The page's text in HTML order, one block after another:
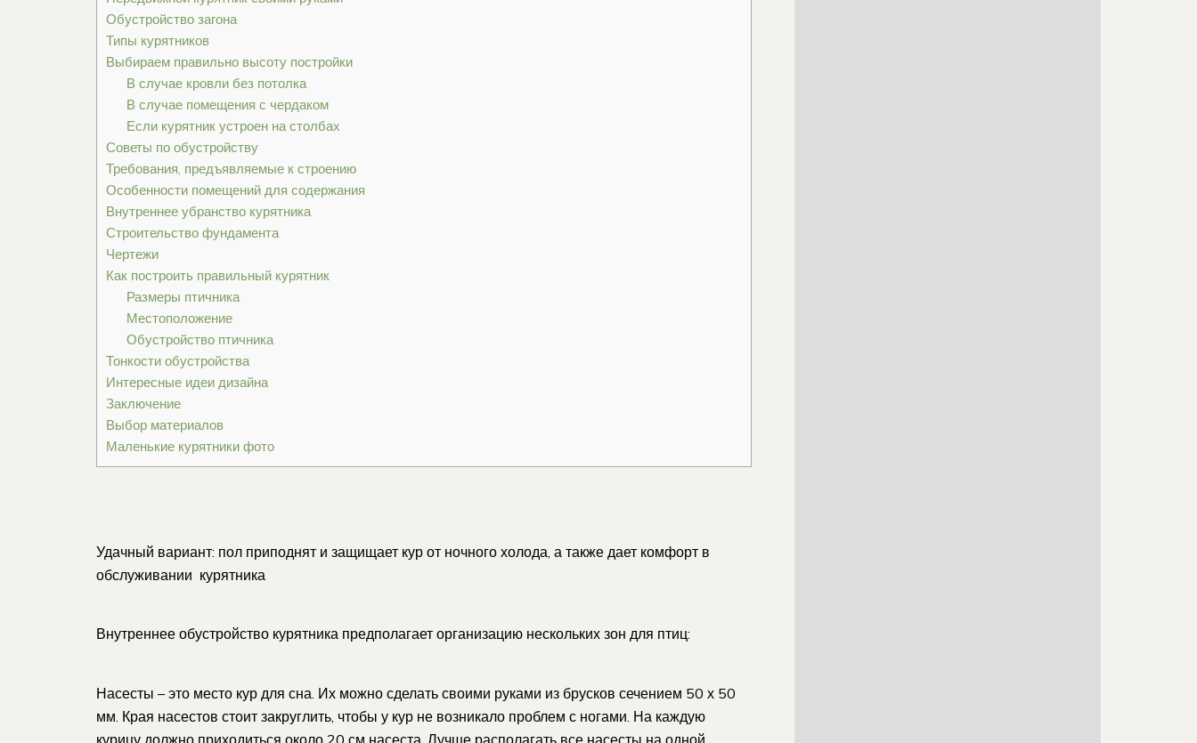
Обустройство загона
Типы курятников
Выбираем правильно высоту постройки
В случае кровли без потолка
В случае помещения с чердаком
Если курятник устроен на столбах
Советы по обустройству
Требования, предъявляемые к строению
Особенности помещений для содержания
Внутреннее убранство курятника
Строительство фундамента
Чертежи
Как построить правильный курятник
Размеры птичника
Местоположение
Обустройство птичника
Тонкости обустройства
Интересные идеи дизайна
Заключение
Выбор материалов
Маленькие курятники фото
Удачный вариант: пол приподнят и защищает кур от ночного холода, а также дает комфорт в
обслуживании курятника
Внутреннее обустройство курятника предполагает организацию нескольких зон для птиц:
Насесты – это место кур для сна. Их можно сделать своими руками из брусков сечением 50 х 50
мм. Края насестов стоит закруглить, чтобы у кур не возникало проблем с ногами. На каждую